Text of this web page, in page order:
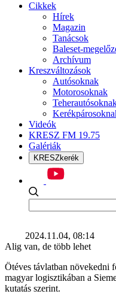
Cikkek
Hírek
Magazin
Tanácsok
Baleset-
Archívum
Kreszváltozások
Autósoknak
Motorosoknak
Videók
KRESZ FM 19.75
Galériák
KRESZkerék
2024.11.04, 08:14
Alig van, de több lehet
Ötéves távlatban növekedni
magyar logisztikában a
kutatás szerint.